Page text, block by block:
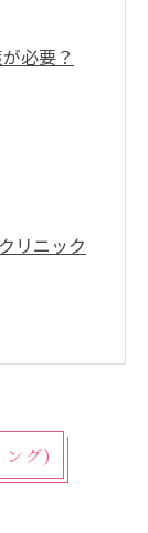
必要？
リニック
ング)